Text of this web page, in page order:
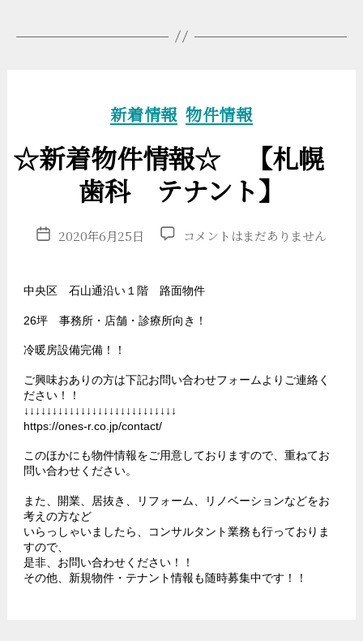
カ
テ
リ
ー
新着情報 物件情報
☆新着物件情報☆ 【札幌
歯科 テナント】
投
日
2020年6月25日
☆
着
物
【札
歯
科
テ
ナ
コメントはまだありません
中央区 石山通沿い１階 路面物件
26坪 事務所・店舗・診療所向き！
冷暖房設備完備！！
ご興味おありの方は下記お問い合わせフォームよりご連絡く
ださい！！
↓↓↓↓↓↓↓↓↓↓↓↓↓↓↓↓↓↓↓↓↓↓↓↓↓↓↓
https://ones-r.co.jp/contact/
このほかにも物件情報をご用意しておりますので、重ねてお
問い合わせください。
また、開業、居抜き、リフォーム、リノベーションなどをお
考えの方など
いらっしゃいましたら、コンサルタント業務も行っておりま
すので、
是非、お問い合わせください！！
その他、新規物件・テナント情報も随時募集中です！！